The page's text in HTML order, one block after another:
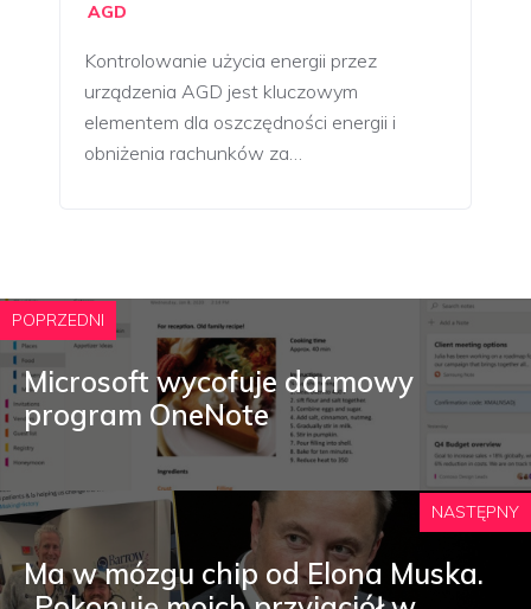
AGD
Kontrolowanie użycia energii przez
urządzenia AGD jest kluczowym
elementem dla oszczędności energii i
obniżenia rachunków za…
POPRZEDNI
Microsoft wycofuje darmowy
program OneNote
NASTĘPNY
Ma w mózgu chip od Elona Muska.